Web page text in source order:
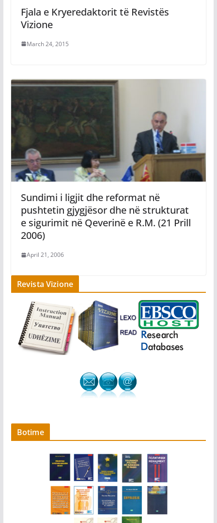
Fjala e Kryeredaktorit të Revistës
Vizione
March 24, 2015
Sundimi i ligjit dhe reformat në
pushtetin gjygjësor dhe në strukturat
e sigurimit në Qeverinë e R.M. (21 Prill
2006)
April 21, 2006
Revista Vizione
Botime